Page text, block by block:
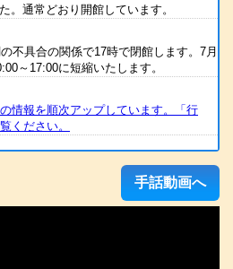
。通常どおり開館しています。
不具合の関係で17時で閉館します。7月
～17:00に短縮いたします。
情報を順次アップしています。「行
ください。
要約筆記者認定試験 合格発表
座・要約筆記者養成講座の案内をアップ
手話動画へ